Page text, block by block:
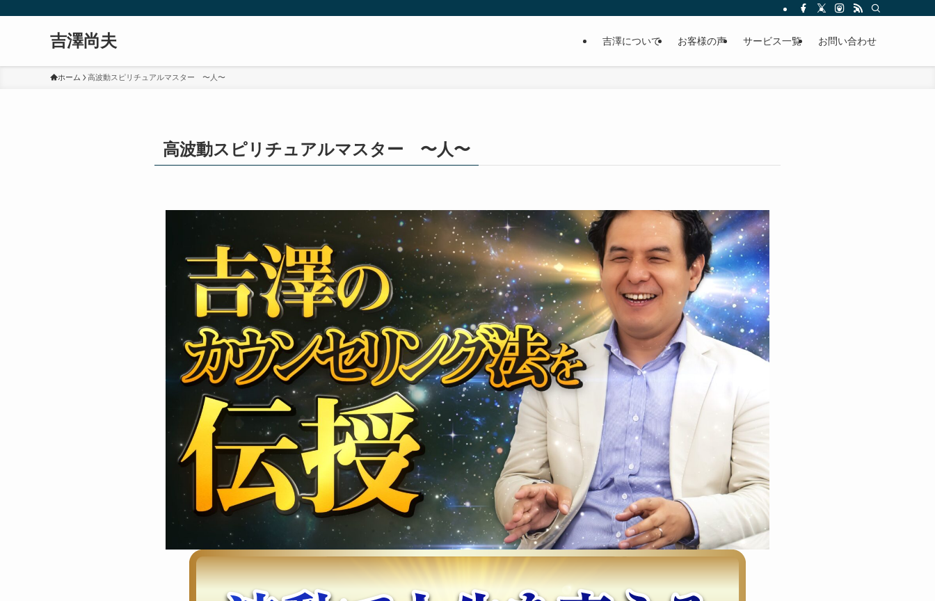
吉澤尚夫 吉澤について お客様の声 サービス一覧 お問い合わせ
ホーム 高波動スピリチュアルマスター 〜人〜
高波動スピリチュアルマスター 〜人〜